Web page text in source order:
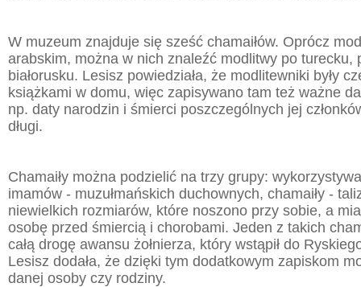
W muzeum znajduje się sześć chamaiłów. Oprócz
arabskim, można w nich znaleźć modlitwy po turecku,
białorusku. Lesisz powiedziała, że modlitewniki były
książkami w domu, więc zapisywano tam też ważne
np. daty narodzin i śmierci poszczególnych jej
długi.
Chamaiły można podzielić na trzy grupy:
imamów - muzułmańskich duchownych, chamaiły -
niewielkich rozmiarów, które noszono przy sobie, a
osobę przed śmiercią i chorobami. Jeden z takich
całą drogę awansu żołnierza, który wstąpił do
Lesisz dodała, że dzięki tym dodatkowym zapiskom
danej osoby czy rodziny.